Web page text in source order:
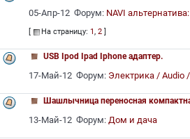
05-Апр-12 Форум: NAVI
[ На страницу: 1,2 ]
USB Ipod Ipad Iphone адаптер.
17-Май-12 Форум: Электрика / Audio
Шашлычница переносная
13-Май-12 Форум:Дом и дача